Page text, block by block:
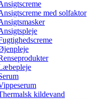
med solfaktor
kildevand